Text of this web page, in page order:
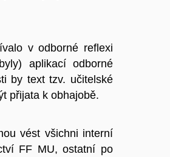
v odborné reflexi
aplikací odborné
by text tzv. učitelské
přijata k obhajobě.
vést všichni interní
FF MU, ostatní po